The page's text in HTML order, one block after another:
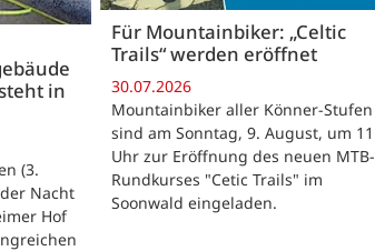
in
(3.
Nacht
Hof
Für Mountainbiker: „Celtic
Trails“ werden eröffnet
30.07.2026
Mountainbiker aller Könner-Stufen
sind am Sonntag, 9. August, um 11
Uhr zur Eröffnung des neuen MTB-
Rundkurses "Cetic Trails" im
Soonwald eingeladen.